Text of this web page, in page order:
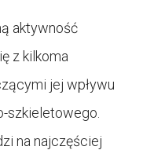
aktywność
z kilkoma
jej wpływu
szkieletowego.
na najczęściej